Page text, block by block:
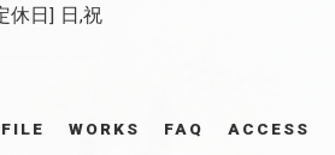
休日] 日,祝
WORKS FAQ ACCESS